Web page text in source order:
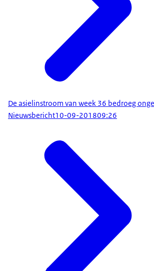
De asielinstroom van week 36 bedroeg
Nieuwsbericht10-09-201809:26